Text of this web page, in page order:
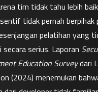
tim tidak tahu lebih
tidak pernah berpihak
pelatihan yang
serius. Laporan
Education Survey dari
(2024) menemukan